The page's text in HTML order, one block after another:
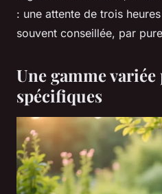
: une attente de trois
souvent conseillée, par
Une gamme
spécifiques